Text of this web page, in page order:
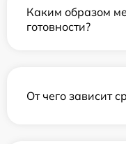
Каким образом
готовности?
От чего зависит